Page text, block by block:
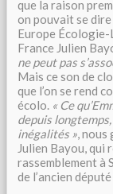
que la raison
on pouvait se dire
Europe Écologie-
France Julien
ne peut pas
Mais ce son de
que l’on se rend
écolo. « Ce
depuis
inégalités », nous
Julien Bayou, qui
rassemblement à
de l’ancien